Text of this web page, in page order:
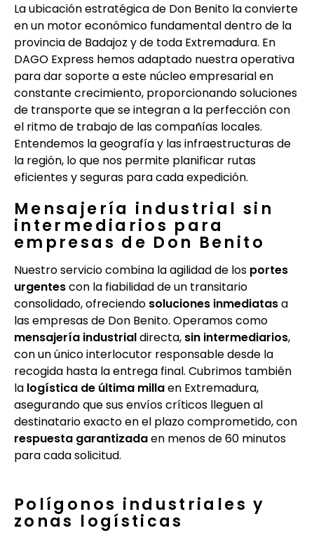
La ubicación estratégica de Don Benito la convierte
en un motor económico fundamental dentro de la
provincia de Badajoz y de toda Extremadura. En
DAGO Express hemos adaptado nuestra operativa
para dar soporte a este núcleo empresarial en
constante crecimiento, proporcionando soluciones
de transporte que se integran a la perfección con
el ritmo de trabajo de las compañías locales.
Entendemos la geografía y las infraestructuras de
la región, lo que nos permite planificar rutas
eficientes y seguras para cada expedición.
Mensajería industrial sin
intermediarios para
empresas de Don Benito
Nuestro servicio combina la agilidad de los portes
urgentescon la fiabilidad de un transitario
consolidado, ofreciendo soluciones inmediatasa
las empresas de Don Benito. Operamos como
mensajería industrialdirecta, sin intermediarios,
con un único interlocutor responsable desde la
recogida hasta la entrega final. Cubrimos también
la logística de última millaen Extremadura,
asegurando que sus envíos críticos lleguen al
destinatario exacto en el plazo comprometido, con
respuesta garantizadaen menos de 60 minutos
para cada solicitud.
Polígonos industriales y
zonas logísticas